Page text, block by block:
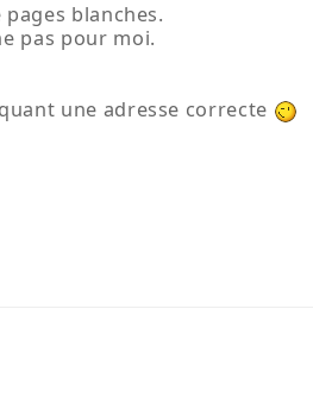
blanches.
pas pour moi.
une adresse correcte